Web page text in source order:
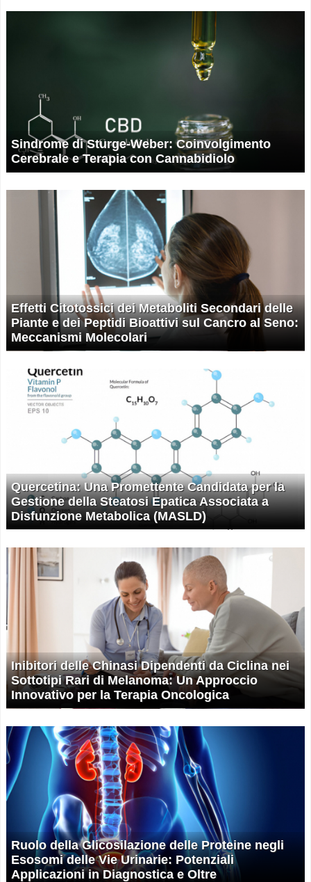
Sindrome di Sturge-Weber: Coinvolgimento
Cerebrale e Terapia con Cannabidiolo
Effetti Citotossici dei Metaboliti Secondari delle
Piante e dei Peptidi Bioattivi sul Cancro al Seno:
Meccanismi Molecolari
Quercetina: Una Promettente Candidata per la
Gestione della Steatosi Epatica Associata a
Disfunzione Metabolica (MASLD)
Inibitori delle Chinasi Dipendenti da Ciclina nei
Sottotipi Rari di Melanoma: Un Approccio
Innovativo per la Terapia Oncologica
Ruolo della Glicosilazione delle Proteine negli
Esosomi delle Vie Urinarie: Potenziali
Applicazioni in Diagnostica e Oltre